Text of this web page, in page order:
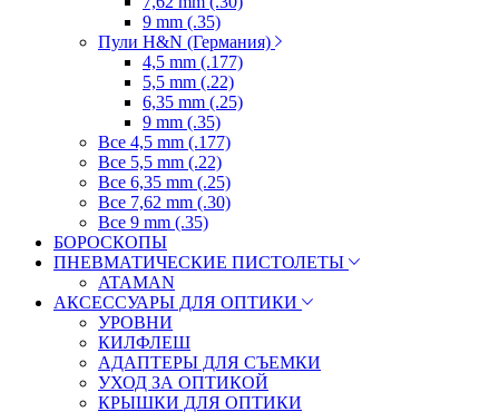
9 mm (.35)
Пули H&N (Германия)
4,5 mm (.177)
5,5 mm (.22)
6,35 mm (.25)
9 mm (.35)
Все 4,5 mm (.177)
Все 5,5 mm (.22)
Все 6,35 mm (.25)
Все 7,62 mm (.30)
Все 9 mm (.35)
БОРОСКОПЫ
ПНЕВМАТИЧЕСКИЕ ПИСТОЛЕТЫ
ATAMAN
АКСЕССУАРЫ ДЛЯ ОПТИКИ
УРОВНИ
КИЛФЛЕШ
АДАПТЕРЫ ДЛЯ СЪЕМКИ
УХОД ЗА ОПТИКОЙ
КРЫШКИ ДЛЯ ОПТИКИ